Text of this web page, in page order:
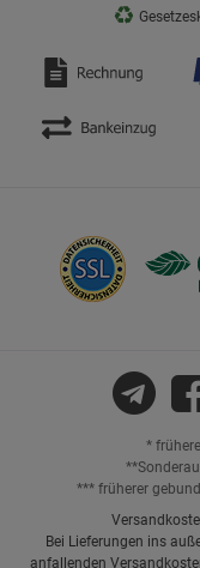
♻
*
*** früherer
Bei Lieferungen ins
anfallenden